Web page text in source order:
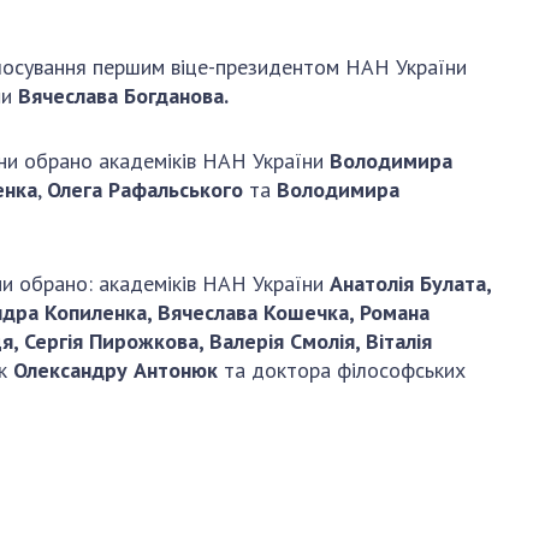
установ
в НАН України
кадрів
бюджет НАН
НАН України
Бланки документів
ЗАСІДАННЯ
ПРЕЗИДІЇ НАН
УКРАЇНИ
першим віце-президентом НАН України
Вячеслава Богданова.
обрано академіків НАН України Володимира
, Олега Рафальського та Володимира
обрано: академіків НАН України Анатолія Булата,
Копиленка, Вячеслава Кошечка, Романа
Пирожкова, Валерія Смолія, Віталія
Олександру Антонюк та доктора філософських